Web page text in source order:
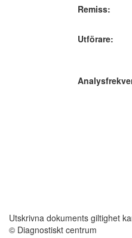
Remiss:
Utförare:
Utskrivna dokuments giltighet
© Diagnostiskt centrum